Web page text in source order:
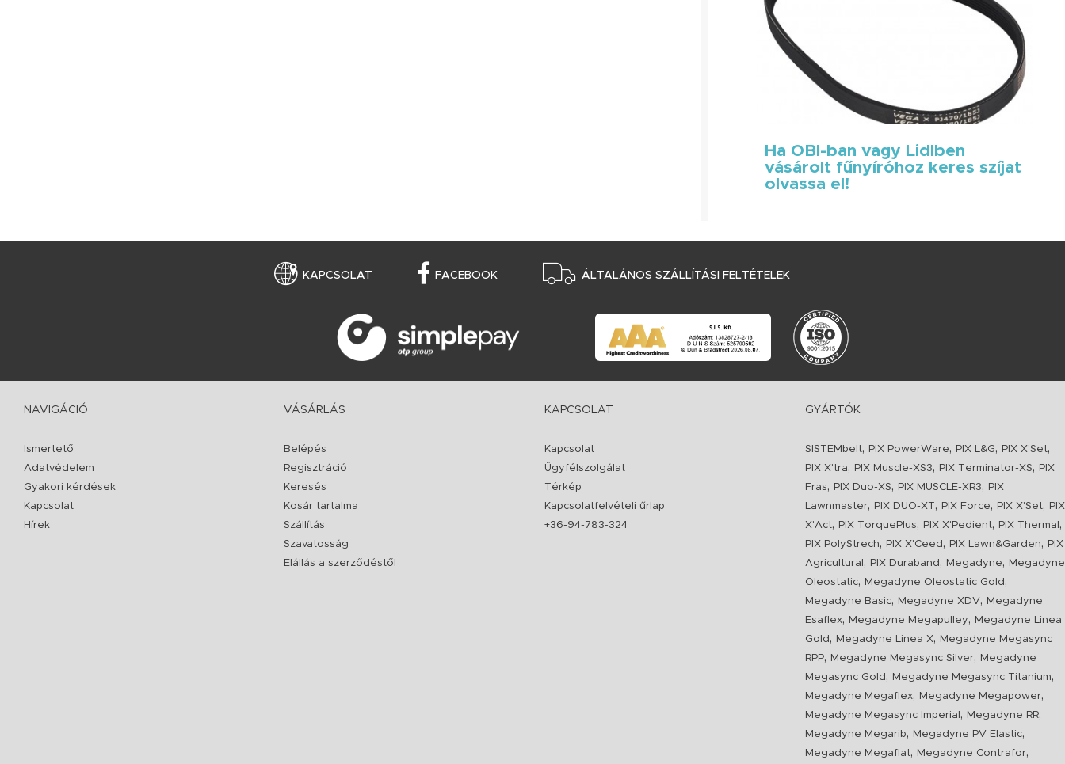
Ha OBI-ban vagy Lidlben
vásárolt fűnyíróhoz keres szíjat
olvassa el!
KAPCSOLAT FACEBOOK ÁLTALÁNOS SZÁLLÍTÁSI FELTÉTELEK
NAVIGÁCIÓ
Ismertető
Adatvédelem
Gyakori kérdések
Kapcsolat
Hírek
VÁSÁRLÁS
Belépés
Regisztráció
Keresés
Kosár tartalma
Szállítás
Szavatosság
Elállás a szerződéstől
KAPCSOLAT
Kapcsolat
Ügyfélszolgálat
Térkép
Kapcsolatfelvételi űrlap
+36-94-783-324
GYÁRTÓK
SISTEMbelt, PIX PowerWare, PIX L&G, PIX X'Set,
PIX X'tra, PIX Muscle-XS3, PIX Terminator-XS,
PIX
Fras, PIX Duo-XS, PIX MUSCLE-XR3,
PIX
Lawnmaster, PIX DUO-XT , PIX Force, PIX X'Set,
PIX
X'Act, PIX TorquePlus, PIX X'Pedient, PIX Thermal ,
PIX PolyStrech, PIX X'Ceed , PIX Lawn&Garden,
PIX
Agricultural , PIX Duraband , Megadyne,
Megadyne
Oleostatic, Megadyne Oleostatic Gold ,
Megadyne Basic, Megadyne XDV,
Megadyne
Esaflex, Megadyne Megapulley,
Megadyne Linea
Gold , Megadyne Linea X,
Megadyne Megasync
RPP, Megadyne Megasync Silver,
Megadyne
Megasync Gold , Megadyne Megasync Titanium,
Megadyne Megaflex, Megadyne Megapower,
Megadyne Megasync Imperial , Megadyne RR,
Megadyne Megarib, Megadyne PV Elastic,
Megadyne Megaflat, Megadyne Contrafor,